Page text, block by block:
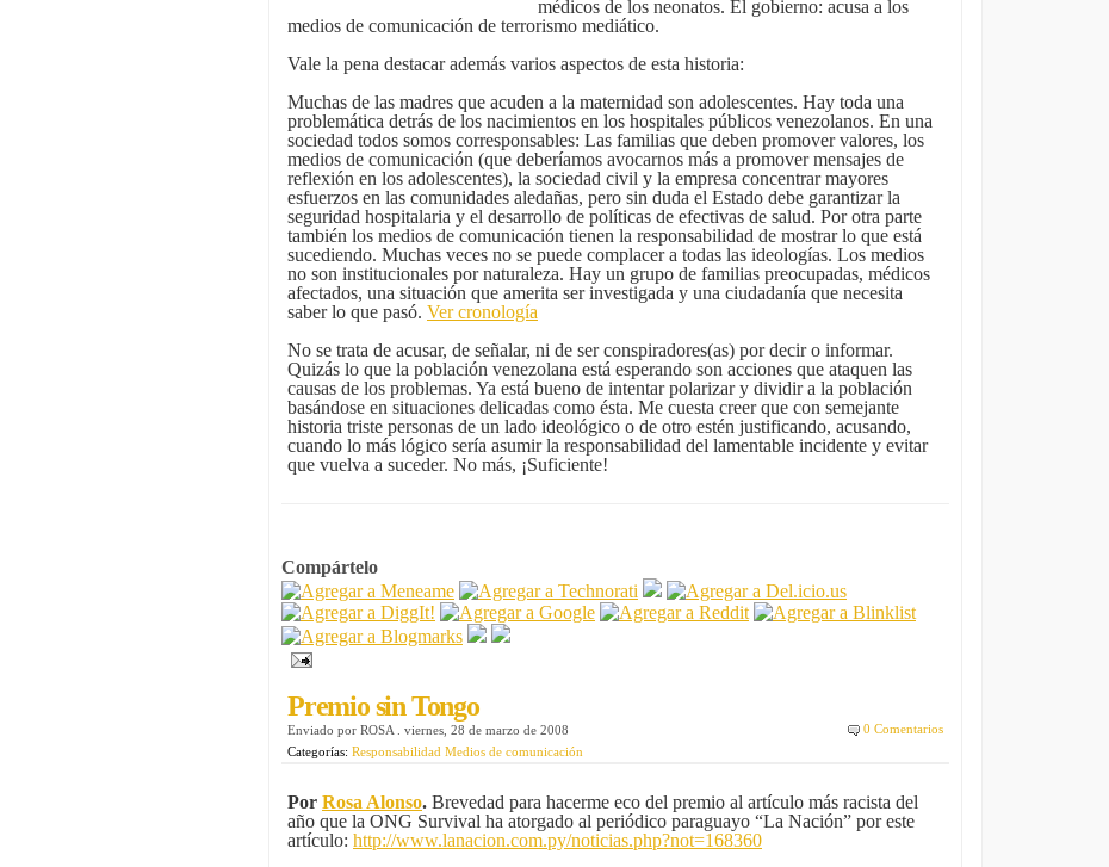
médicos de los neonatos. El gobierno: acusa a los
medios de comunicación de terrorismo mediático.
Vale la pena destacar además varios aspectos de esta historia:
Muchas de las madres que acuden a la maternidad son adolescentes. Hay toda una
problemática detrás de los nacimientos en los hospitales públicos venezolanos. En una
sociedad todos somos corresponsables: Las familias que deben promover valores, los
medios de comunicación (que deberíamos avocarnos más a promover mensajes de
reflexión en los adolescentes), la sociedad civil y la empresa concentrar mayores
esfuerzos en las comunidades aledañas, pero sin duda el Estado debe garantizar la
seguridad hospitalaria y el desarrollo de políticas de efectivas de salud. Por otra parte
también los medios de comunicación tienen la responsabilidad de mostrar lo que está
sucediendo. Muchas veces no se puede complacer a todas las ideologías. Los medios
no son institucionales por naturaleza. Hay un grupo de familias preocupadas, médicos
afectados, una situación que amerita ser investigada y una ciudadanía que necesita
saber lo que pasó. Ver cronología
No se trata de acusar, de señalar, ni de ser conspiradores(as) por decir o informar.
Quizás lo que la población venezolana está esperando son acciones que ataquen las
causas de los problemas. Ya está bueno de intentar polarizar y dividir a la población
basándose en situaciones delicadas como ésta. Me cuesta creer que con semejante
historia triste personas de un lado ideológico o de otro estén justificando, acusando,
cuando lo más lógico sería asumir la responsabilidad del lamentable incidente y evitar
que vuelva a suceder. No más, ¡Suficiente!
Compártelo
Premio sin Tongo
Enviado por ROSA viernes, 28 de marzo de 2008
0 Comentarios
Categorías: Responsabilidad Medios de comunicación
Por Rosa Alonso. Brevedad para hacerme eco del premio al artículo más racista del
año que la ONG Survival ha atorgado al periódico paraguayo “La Nación” por este
artículo: http://www.lanacion.com.py/noticias.php?not=168360